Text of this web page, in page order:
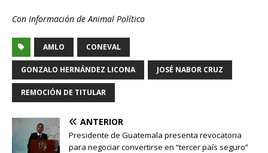
Con Información de Animal Político
AMLO CONEVAL
GONZALO HERNÁNDEZ LICONA JOSÉ NABOR CRUZ
REMOCIÓN DE TITULAR
ANTERIOR
Presidente de Guatemala presenta revocatoria
para negociar convertirse en “tercer país seguro”